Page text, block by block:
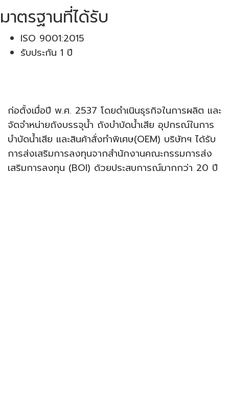
มาตรฐานที่ได้รับ
ISO 9001:2015
รับประกัน 1 ปี
ก่อตั้งเมื่อปี พ.ศ. 2537 โดยดำเนินธุรกิจในการผลิต และ
จัดจำหน่ายถังบรรจุน้ำ ถังบำบัดน้ำเสีย อุปกรณ์ในการ
บำบัดน้ำเสีย และสินค้าสั่งทำพิเศษ(OEM) บริษัทฯ ได้รับ
การส่งเสริมการลงทุนจากสำนักงานคณะกรรมการส่ง
เสริมการลงทุน (BOI) ด้วยประสบการณ์มากกว่า 20 ปี